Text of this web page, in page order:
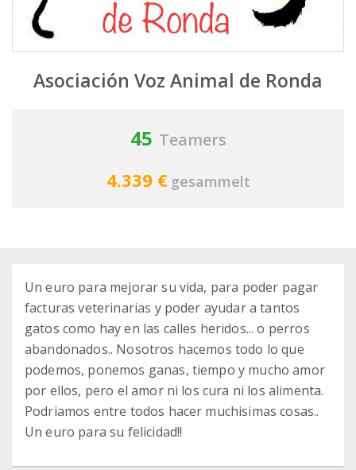
Asociación Voz Animal de Ronda
45 Teamers
4.339 € gesammelt
Un euro para mejorar su vida, para poder pagar
facturas veterinarias y poder ayudar a tantos
gatos como hay en las calles heridos... o perros
abandonados.. Nosotros hacemos todo lo que
podemos, ponemos ganas, tiempo y mucho amor
por ellos, pero el amor ni los cura ni los alimenta.
Podriamos entre todos hacer muchisimas cosas..
Un euro para su felicidad!!